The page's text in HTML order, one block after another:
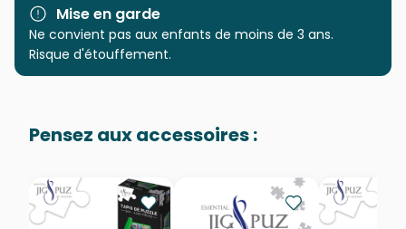
Catégorie Puzzles - Déco et Objets
Age
Puzzle pour Adultes (500 à
Provenance Puzzles fabriqués en France
EAN 8699375068474
Mise en garde
Ne convient pas aux enfants de moins de 3 ans.
Risque d'étouffement.
Pensez aux accessoires :